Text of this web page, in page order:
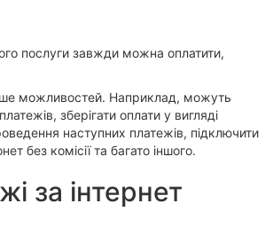
послуги завжди можна оплатити,
можливостей. Наприклад, можуть
зберігати оплати у вигляді
наступних платежів, підключити
без комісії та багато іншого.
за інтернет